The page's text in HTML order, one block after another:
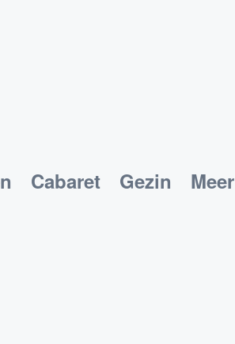
Cabaret Gezin Meer